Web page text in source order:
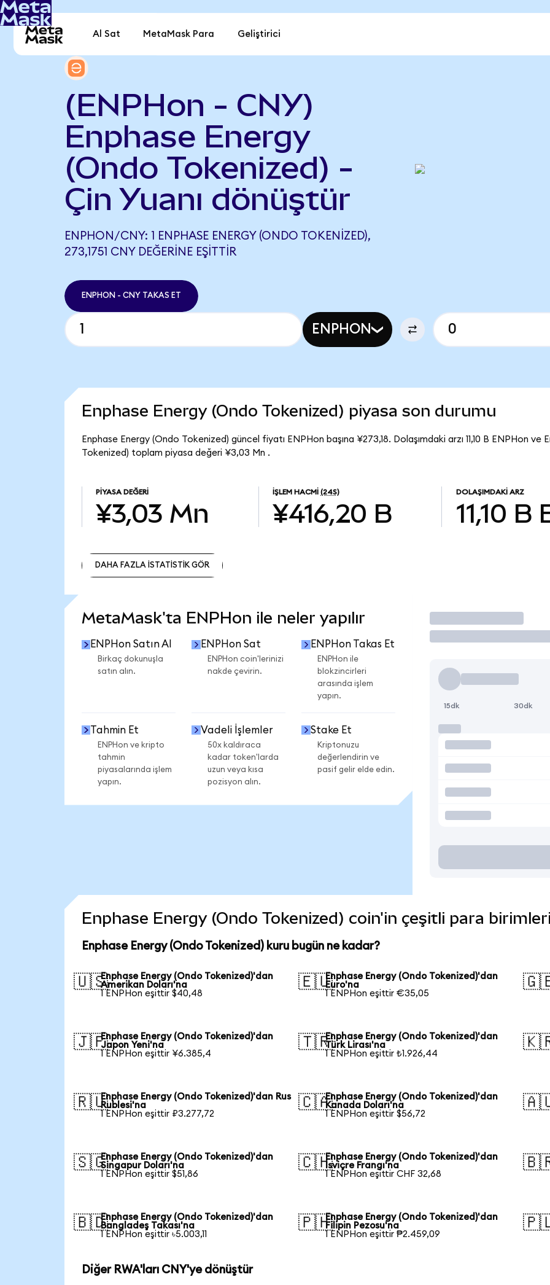
Al Sat MetaMask Para Geliştirici
(ENPHon - CNY)
Enphase Energy
(Ondo Tokenized) -
Çin Yuanı dönüştür
ENPHON/CNY: 1 ENPHASE ENERGY (ONDO TOKENIZED),
273,1751 CNY DEĞERINE EŞITTIR
ENPHON - CNY TAKAS ET
ENPHON
Enphase Energy (Ondo Tokenized) piyasa son durumu
Enphase Energy (Ondo Tokenized) güncel fiyatı ENPHon başına ¥273,18. Dolaşımdaki arzı 11,10 B ENPHon ve
Tokenized) toplam piyasa değeri ¥3,03 Mn .
PIYASA DEĞERI
¥3,03 Mn
İŞLEM HACMI (24S)
¥416,20 B
DOLAŞIMDAKI ARZ
11,10 B
DAHA FAZLA İSTATİSTİK GÖR
MetaMask'ta ENPHon ile neler yapılır
ENPHon Satın Al
Birkaç dokunuşla
satın alın.
ENPHon Sat
ENPHon coin'lerinizi
nakde çevirin.
ENPHon Takas Et
ENPHon ile
blokzincirleri
arasında işlem
yapın.
Tahmin Et
ENPHon ve kripto
tahmin
piyasalarında işlem
yapın.
Vadeli İşlemler
50x kaldıraca
kadar token'larda
uzun veya kısa
pozisyon alın.
Stake Et
Kriptonuzu
değerlendirin ve
pasif gelir elde edin.
İşlem Yap
15dk 30dk
Enphase Energy (Ondo Tokenized) coin'in çeşitli para
Enphase Energy (Ondo Tokenized) kuru bugün ne kadar?
🇺🇸Enphase Energy (Ondo Tokenized)'dan
Amerikan Doları'na
1 ENPHon eşittir $40,48
🇪🇺Enphase Energy (Ondo Tokenized)'dan
Euro'na
1 ENPHon eşittir €35,05
🇯🇵Enphase Energy (Ondo Tokenized)'dan
Japon Yeni'na
1 ENPHon eşittir ¥6.385,4
🇹🇷Enphase Energy (Ondo Tokenized)'dan
Türk Lirası'na
1 ENPHon eşittir ₺1.926,44
🇷🇺Enphase Energy (Ondo Tokenized)'dan Rus
Rublesi'na
1 ENPHon eşittir ₽3.277,72
🇨🇦Enphase Energy (Ondo Tokenized)'dan
Kanada Doları'na
1 ENPHon eşittir $56,72
🇸🇬Enphase Energy (Ondo Tokenized)'dan
Singapur Doları'na
1 ENPHon eşittir $51,86
🇨🇭Enphase Energy (Ondo Tokenized)'dan
İsviçre Frangı'na
1 ENPHon eşittir CHF 32,68
🇧🇩Enphase Energy (Ondo Tokenized)'dan
Bangladeş Takası'na
1 ENPHon eşittir ৳5.003,11
🇵🇭Enphase Energy (Ondo Tokenized)'dan
Filipin Pezosu'na
1 ENPHon eşittir ₱2.459,09
Diğer RWA'ları CNY'ye dönüştür